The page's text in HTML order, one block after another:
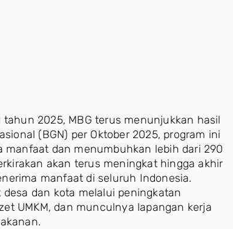
2025, MBG terus menunjukkan hasil
(BGN) per Oktober 2025, program ini
dan menumbuhkan lebih dari 290
akan terus meningkat hingga akhir
manfaat di seluruh Indonesia.
dan kota melalui peningkatan
UMKM, dan munculnya lapangan kerja